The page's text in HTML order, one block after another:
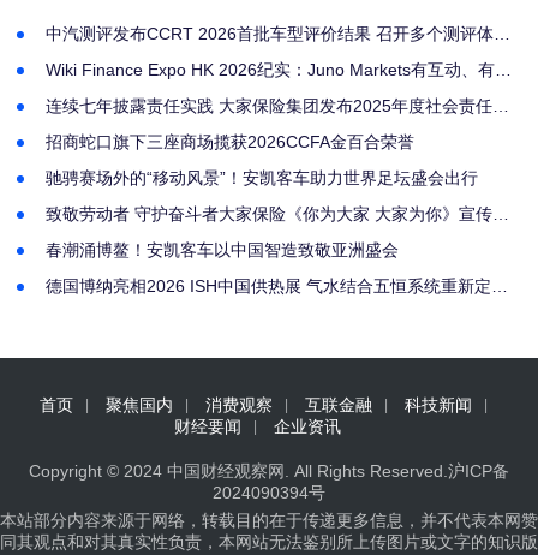
中汽测评发布CCRT 2026首批车型评价结果 召开多个测评体系
Wiki Finance Expo HK 2026纪实：Juno Markets有互动、有奖
连续七年披露责任实践 大家保险集团发布2025年度社会责任报
招商蛇口旗下三座商场揽获2026CCFA金百合荣誉
驰骋赛场外的“移动风景”！安凯客车助力世界足坛盛会出行
致敬劳动者 守护奋斗者大家保险《你为大家 大家为你》宣传片
春潮涌博鳌！安凯客车以中国智造致敬亚洲盛会
德国博纳亮相2026 ISH中国供热展 气水结合五恒系统重新定义
首页 聚焦国内 消费观察 互联金融
科技新闻
财经要闻
企业资讯
Copyright © 2024 中国财经观察网 . All Rights Reserved. 沪ICP备
2024090394号
本站部分内容来源于网络，转载目的在于传递更多信息，并不代表本网赞
同其观点和对其真实性负责，本网站无法鉴别所上传图片或文字的知识版